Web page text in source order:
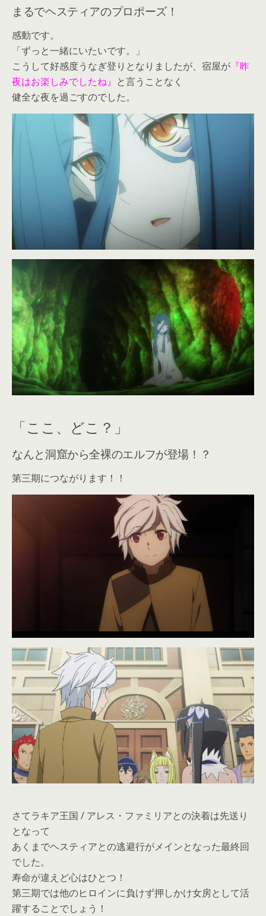
まるでヘスティアのプロポーズ！
感動です。
「ずっと一緒にいたいです。」
こうして好感度うなぎ登りとなりましたが、宿屋が 『昨
夜はお楽しみでしたね』 と言うことなく
健全な夜を過ごすのでした。
「ここ、どこ？」
なんと洞窟から全裸のエルフが登場！？
第三期につながります！！
さてラキア王国 / アレス・ファミリアとの決着は先送り
となって
あくまでヘスティアとの逃避行がメインとなった最終回
でした。
寿命が違えど心はひとつ！
第三期では他のヒロインに負けず押しかけ女房として活
躍することでしょう！